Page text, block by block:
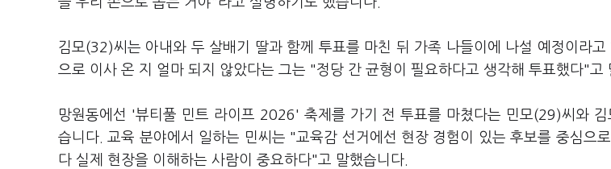
김모(32)씨는 아내와 두 살배기 딸과 함께 투표를 마친 뒤 가족 나들이에 나설 예정이라고
으로 이사 온 지 얼마 되지 않았다는 그는 "정당 간 균형이 필요하다고 생각해 투표했다"고
망원동에선 '뷰티풀 민트 라이프 2026' 축제를 가기 전 투표를 마쳤다는 민모(29)씨와
습니다. 교육 분야에서 일하는 민씨는 "교육감 선거에선 현장 경험이 있는 후보를 중심으
다 실제 현장을 이해하는 사람이 중요하다"고 말했습니다.